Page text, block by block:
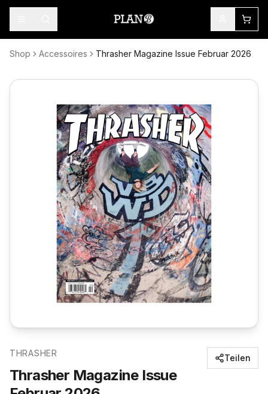
Shop Accessoires Thrasher Magazine Issue Februar 2026
THRASHER
Thrasher Magazine Issue
Teilen